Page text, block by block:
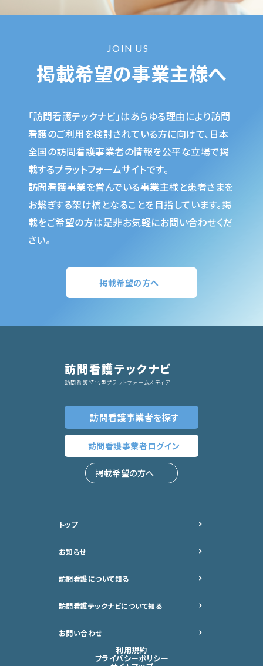
JOIN US
掲載希望の事業主様へ
「訪問看護テックナビ」はあらゆる理由により訪問
看護のご利用を検討されている方に向けて、日本
全国の訪問看護事業者の情報を公平な立場で掲
載するプラットフォームサイトです。
訪問看護事業を営んでいる事業主様と患者さまを
お繋ぎする架け橋となることを目指しています。掲
載をご希望の方は是非お気軽にお問い合わせくだ
さい。
掲載希望の方へ
訪問看護テックナビ
訪問看護特化型プラットフォームメディア
訪問看護事業者を探す
訪問看護事業者ログイン
掲載希望の方へ
トップ
お知らせ
訪問看護について知る
訪問看護テックナビについて知る
お問い合わせ
利用規約
プライバシーポリシー